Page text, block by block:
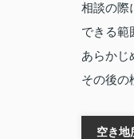
相談の際
できる範
あらかじ
その後の
空き地